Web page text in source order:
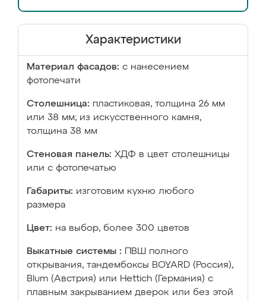
Характеристики
Материал фасадов: с нанесением
фотопечати
Столешница: пластиковая, толщина 26 мм
или 38 мм; из искусственного камня,
толщина 38 мм
Стеновая панель: ХДФ в цвет столешницы
или с фотопечатью
Габариты: изготовим кухню любого
размера
Цвет: на выбор, более 300 цветов
Выкатные системы :
ПВШ полного
открывания, тандембоксы BOYARD (Россия),
Blum (Австрия) или Hettich (Германия) с
плавным закрыванием дверок или без этой